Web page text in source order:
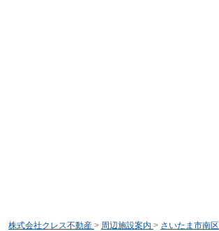
株式会社クレス不動産 > 周辺施設案内 > さいたま市南区